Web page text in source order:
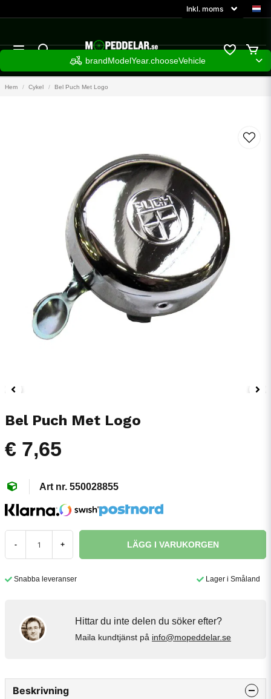
brandModelYear.chooseVehicle
Hem Cykel Bel Puch Met Logo
Bel Puch Met Logo
€ 7,65
550028855
- + LÄGG I VARUKORGEN
Snabba leveranser Lager i Småland
Hittar du inte delen du söker efter?
Maila kundtjänst på info@mopeddelar.se
Beskrivning